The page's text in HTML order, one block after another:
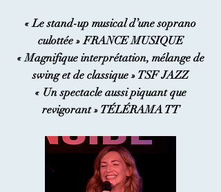
« Le stand-up musical d’une soprano
culottée » FRANCE MUSIQUE
« Magnifique interprétation, mélange de
swing et de classique » TSF JAZZ
« Un spectacle aussi piquant que
revigorant » TÉLÉRAMA TT